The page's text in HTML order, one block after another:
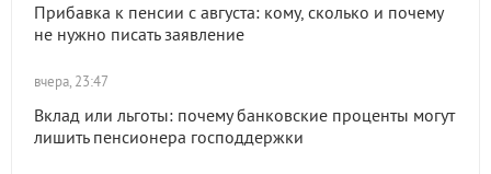
Прибавка к пенсии с августа: кому, сколько и почему
не нужно писать заявление
вчера, 23:47
Вклад или льготы: почему банковские проценты могут
лишить пенсионера господдержки